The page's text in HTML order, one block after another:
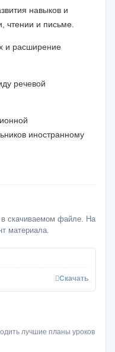
навыков и
чтении и письме.
расширение
речевой
иностранному
в скачиваемом файле. На
материала.
Скачать
лучшие планы уроков